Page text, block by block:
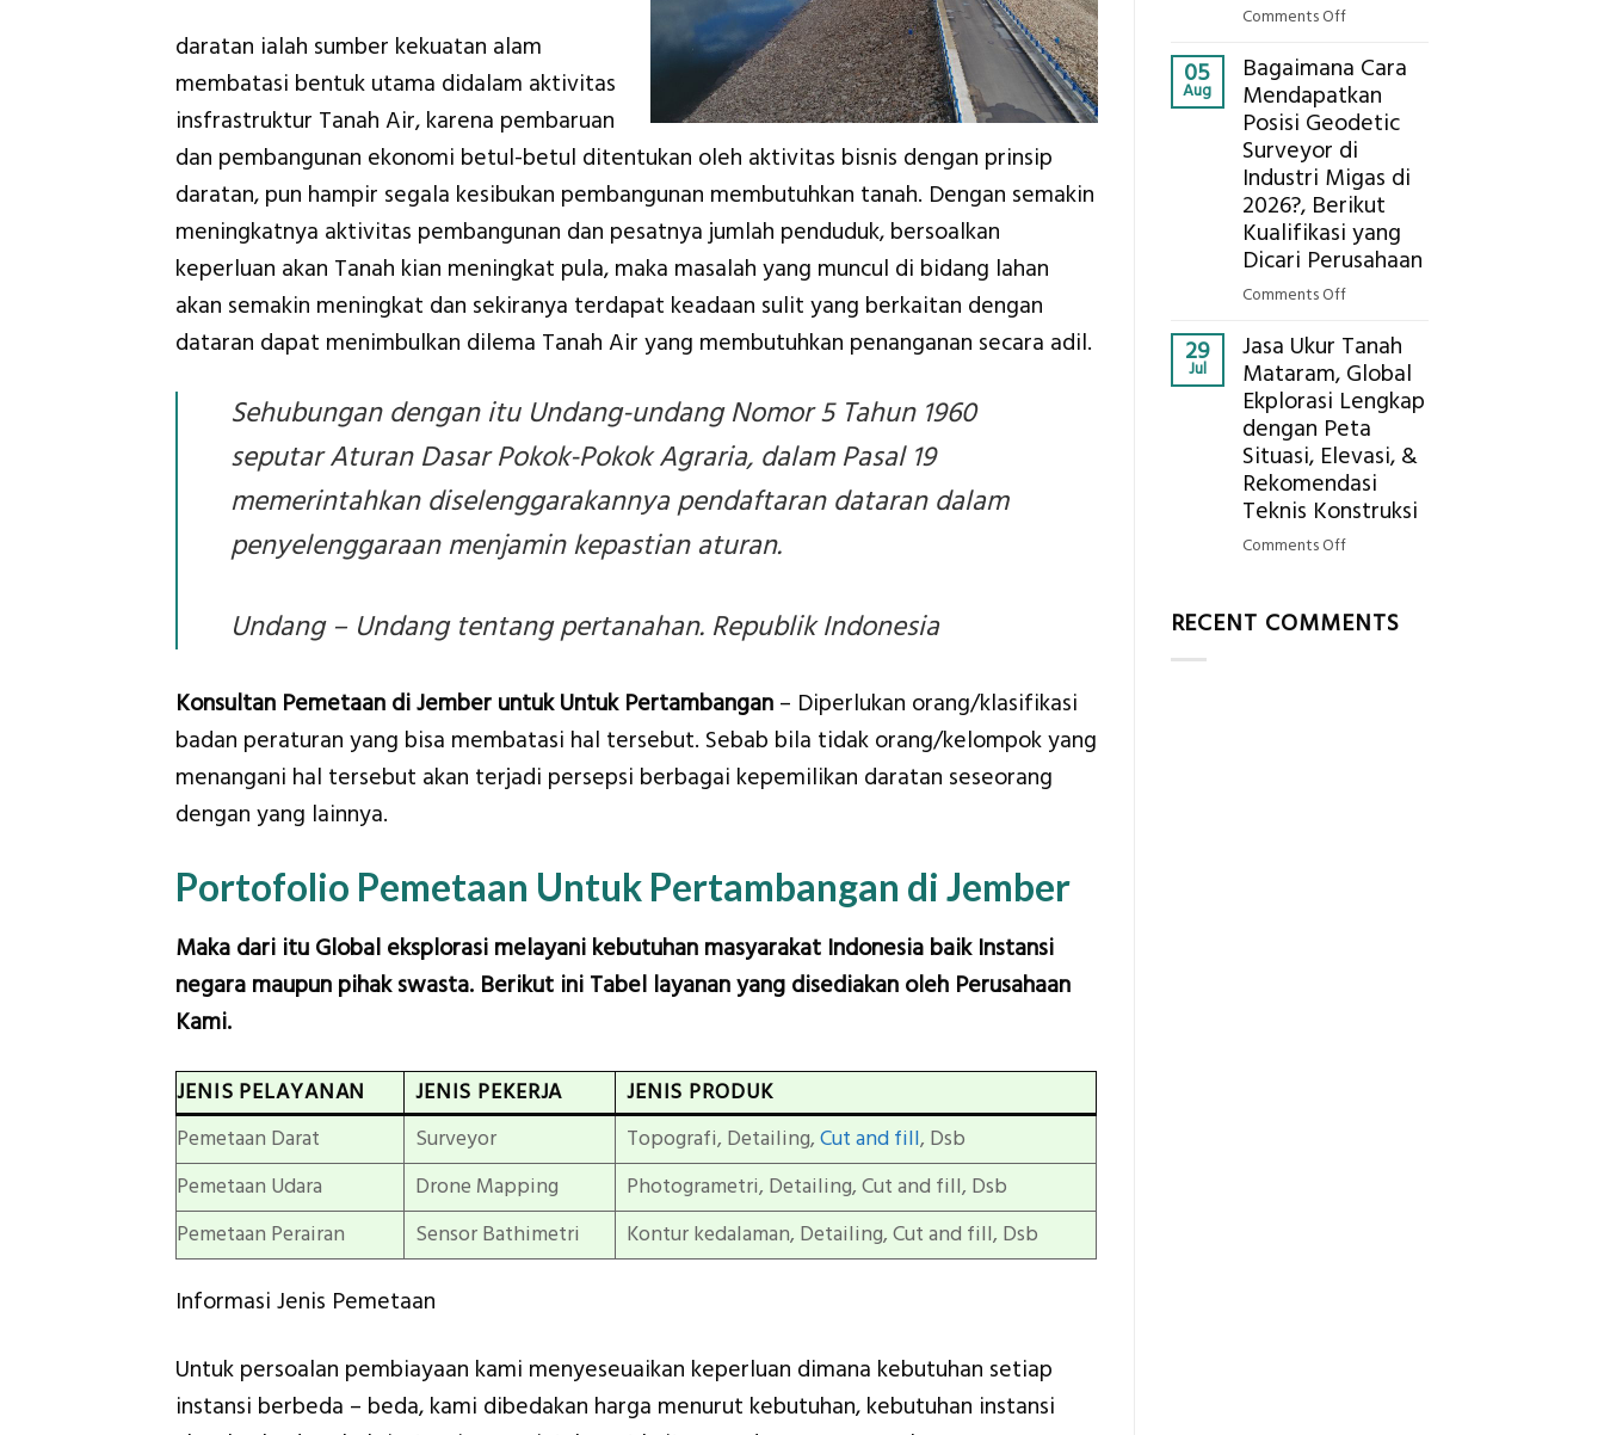
daratan ialah sumber kekuatan alam
membatasi bentuk utama didalam aktivitas
insfrastruktur Tanah Air, karena pembaruan
dan pembangunan ekonomi betul-betul ditentukan oleh aktivitas bisnis dengan prinsip
daratan, pun hampir segala kesibukan pembangunan membutuhkan tanah. Dengan semakin
meningkatnya aktivitas pembangunan dan pesatnya jumlah penduduk, bersoalkan
keperluan akan Tanah kian meningkat pula, maka masalah yang muncul di bidang lahan
akan semakin meningkat dan sekiranya terdapat keadaan sulit yang berkaitan dengan
dataran dapat menimbulkan dilema Tanah Air yang membutuhkan penanganan secara adil.
Sehubungan dengan itu Undang-undang Nomor 5 Tahun 1960
seputar Aturan Dasar Pokok-Pokok Agraria, dalam Pasal 19
memerintahkan diselenggarakannya pendaftaran dataran dalam
penyelenggaraan menjamin kepastian aturan.
Undang – Undang tentang pertanahan. Republik Indonesia
Konsultan Pemetaan di Jember untuk Untuk Pertambangan – Diperlukan orang/klasifikasi
badan peraturan yang bisa membatasi hal tersebut. Sebab bila tidak orang/kelompok yang
menangani hal tersebut akan terjadi persepsi berbagai kepemilikan daratan seseorang
dengan yang lainnya.
Portofolio Pemetaan Untuk Pertambangan di Jember
Maka dari itu Global eksplorasi melayani kebutuhan masyarakat Indonesia baik Instansi
negara maupun pihak swasta. Berikut ini Tabel layanan yang disediakan oleh Perusahaan
Kami.
JENIS PELAYANAN JENIS PEKERJA
JENIS PRODUK
Pemetaan Darat
Surveyor Topografi, Detailing, Cut and fill, Dsb
Pemetaan Udara
Drone Mapping
Photogrametri, Detailing, Cut and fill, Dsb
Pemetaan Perairan
Sensor Bathimetri Kontur kedalaman, Detailing, Cut and fill, Dsb
Informasi Jenis Pemetaan
Untuk persoalan pembiayaan kami menyeseuaikan keperluan dimana kebutuhan setiap
instansi berbeda – beda, kami dibedakan harga menurut kebutuhan, kebutuhan instansi
Estimasi
Biaya
Per
m²
untuk
Rumah
Sejuk
Tanpa
AC
Comments Offon
Pemetaan
Drone
LiDAR
Mataram,
Global
Ekplorasi
Solusi
Pemetaan
05
Aug
Bagaimana Cara
Mendapatkan
Posisi Geodetic
Surveyor di
Industri Migas di
2026?, Berikut
Kualifikasi yang
Dicari Perusahaan
Comments Offon
Cara
Mendapatkan
Posisi
Geodetic
Surveyor
di
Industri
Berikut
Kualifikasi
29
Jul
Jasa Ukur Tanah
Mataram, Global
Ekplorasi Lengkap
dengan Peta
Situasi, Elevasi, &
Rekomendasi
Teknis Konstruksi
Comments Offon
Tanah
RECENT COMMENTS